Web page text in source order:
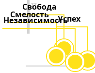
II
Свобода
Успех
Смелость
Независимость